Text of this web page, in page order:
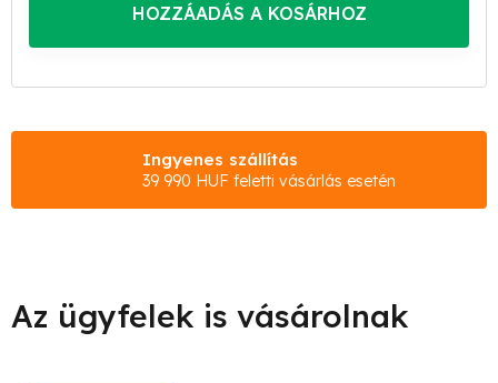
HOZZÁADÁS A KOSÁRHOZ
Ingyenes szállítás
39 990 HUF feletti vásárlás esetén